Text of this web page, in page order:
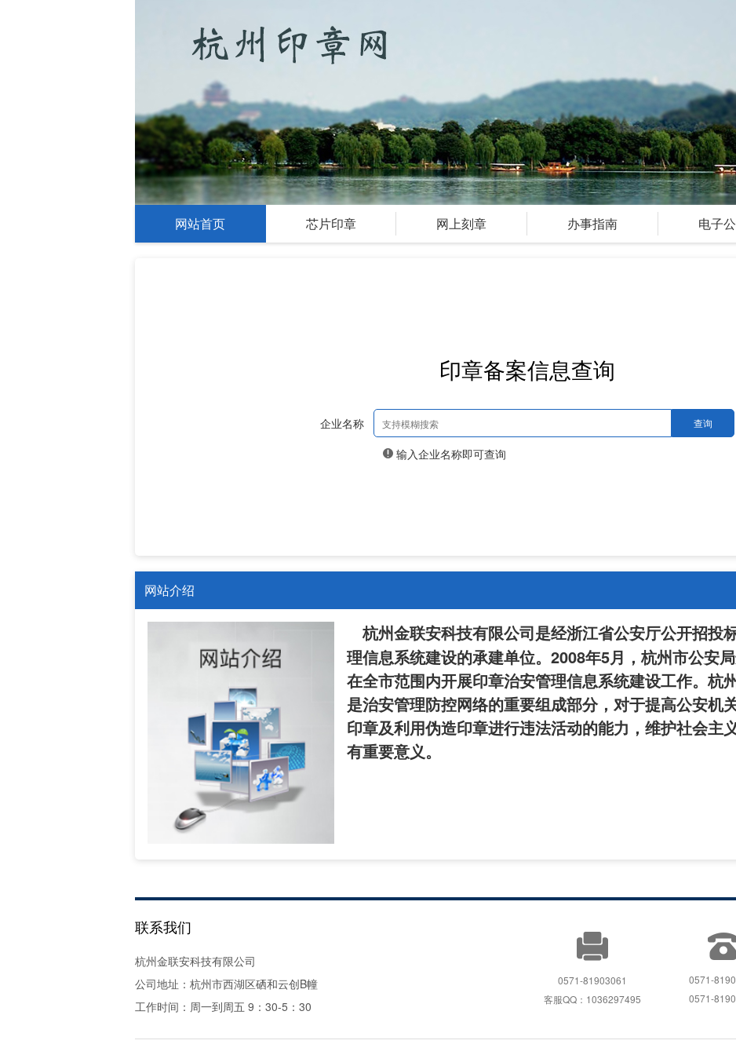
网站首页 芯片印章 网上刻章 办事指南 电子
印章备案信息查询
企业名称 查询
输入企业名称即可查询
网站介绍
杭州金联安科技有限公司是经浙江省公安厅公开招投
理信息系统建设的承建单位。 2008年5月，杭州市公安
在全市范围内开展印章治安管理信息系统建设工作。杭
是治安管理防控网络的重要组成部分，对于提高公安机
印章及利用伪造印章进行违法活动的能力，维护社会主
有重要意义。
联系我们
杭州金联安科技有限公司
公司地址：杭州市西湖区硒和云创B幢
工作时间：周一到周五 9：30-5：30
0571-81903061
客服QQ：1036297495
0571-
0571-